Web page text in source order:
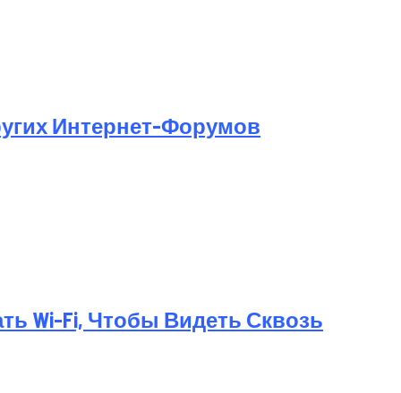
Интернет-Форумов
Wi-Fi, Чтобы Видеть Сквозь